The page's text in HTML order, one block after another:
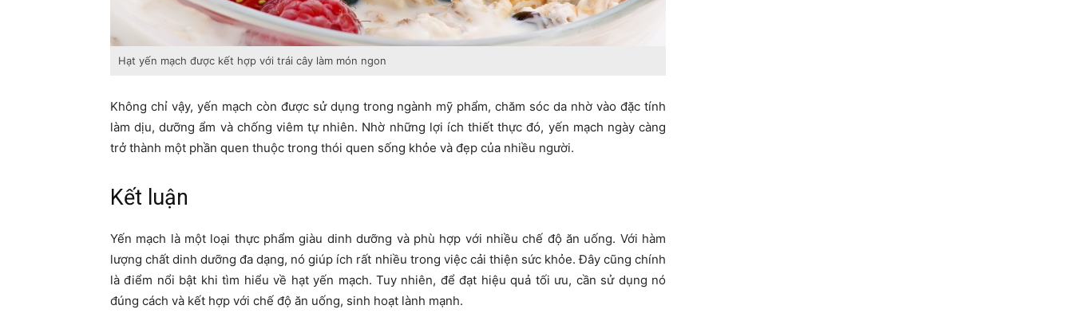
Hạt yến mạch được kết hợp với trái cây làm món ngon
Không chỉ vậy, yến mạch còn được sử dụng trong ngành mỹ phẩm, chăm sóc da nhờ vào đặc tính
làm dịu, dưỡng ẩm và chống viêm tự nhiên. Nhờ những lợi ích thiết thực đó, yến mạch ngày càng
trở thành một phần quen thuộc trong thói quen sống khỏe và đẹp của nhiều người.
Kết luận
Yến mạch là một loại thực phẩm giàu dinh dưỡng và phù hợp với nhiều chế độ ăn uống. Với hàm
lượng chất dinh dưỡng đa dạng, nó giúp ích rất nhiều trong việc cải thiện sức khỏe. Đây cũng chính
là điểm nổi bật khi tìm hiểu về hạt yến mạch. Tuy nhiên, để đạt hiệu quả tối ưu, cần sử dụng nó
đúng cách và kết hợp với chế độ ăn uống, sinh hoạt lành mạnh.